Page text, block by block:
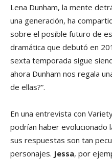
Lena Dunham, la mente
una generación, ha
sobre el posible futuro de
dramática que debutó en
sexta temporada sigue
ahora Dunham nos regala
de ellas?”.
En una entrevista con
podrían haber
sus respuestas son tan
personajes. Jessa, por